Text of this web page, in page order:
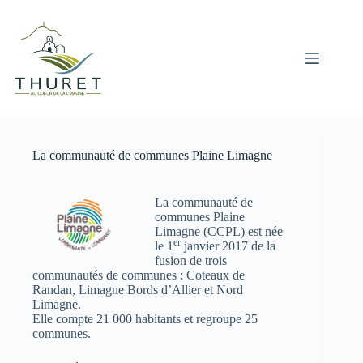
contenu
La communauté de communes Plaine Limagne
La communauté de
communes Plaine
Limagne (CCPL) est née
le 1 er janvier 2017 de la
fusion de trois
communautés de communes : Coteaux de
Randan, Limagne Bords d’Allier et Nord
Limagne.
Elle compte 21 000 habitants et regroupe 25
communes.